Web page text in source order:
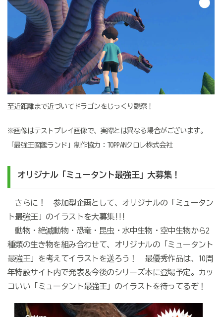
至近距離まで近づいてドラゴンをじっくり観察！
※画像はテストプレイ画像で、実際とは異なる場合がございます。
「最強王図鑑ランド」制作協力：TOPPANクロレ株式会社
オリジナル「ミュータント最強王」大募集！
さらに！ 参加型企画として、オリジナルの「ミュータン
ト最強王」のイラストを大募集!!!
動物・絶滅動物・恐竜・昆虫・水中生物・空中生物から2
種類の生き物を組み合わせて、オリジナルの「ミュータント
最強王」を考えてイラストを送ろう！ 最優秀作品は、10周
年特設サイト内で発表＆今後のシリーズ本に登場予定。カッ
コいい「ミュータント最強王」のイラストを待ってるぞ！